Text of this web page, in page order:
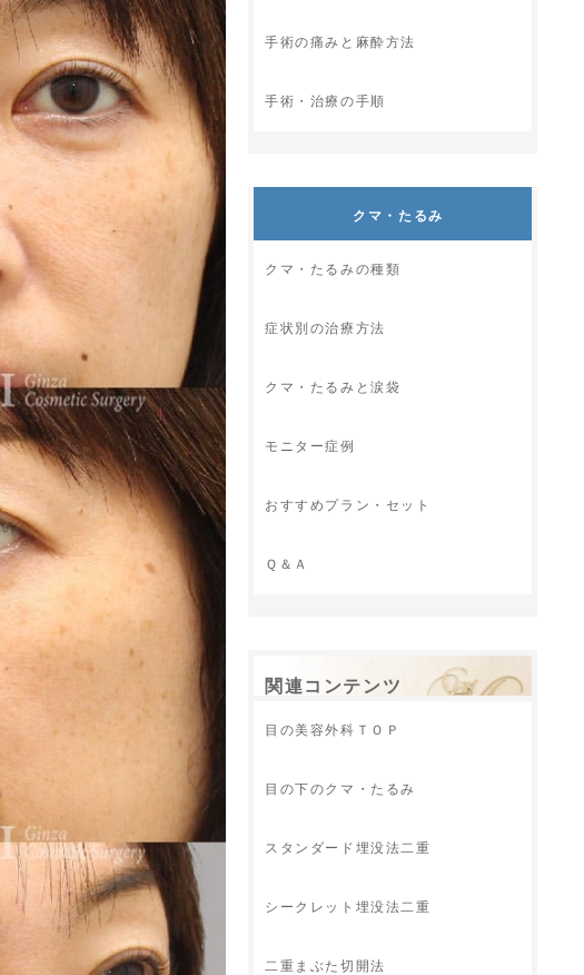
手術の痛みと麻酔方法
手術・治療の手順
クマ・たるみ
クマ・たるみの種類
症状別の治療方法
クマ・たるみと涙袋
モニター症例
おすすめプラン・セット
Ｑ＆Ａ
関連コンテンツ
目の美容外科ＴＯＰ
目の下のクマ・たるみ
スタンダード埋没法二重
シークレット埋没法二重
二重まぶた切開法